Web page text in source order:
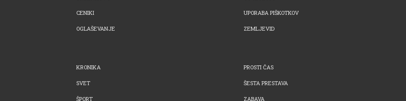
CENIKI
OGLAŠEVANJE
UPORABA PIŠKOTKOV
ZEMLJEVID
KRONIKA
SVET
ŠPORT
PROSTI ČAS
ŠESTA PRESTAVA
ZABAVA